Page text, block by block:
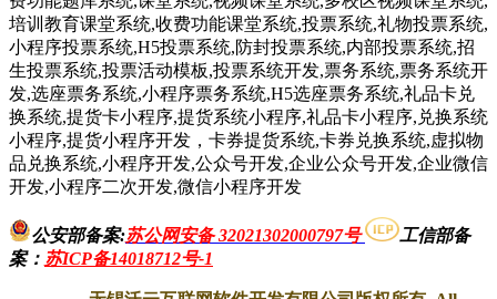
培训教育课堂系统,收费功能课堂系统,投票系统,礼物投票系统,
小程序投票系统,H5投票系统,防封投票系统,内部投票系统,招
生投票系统,投票活动模板,投票系统开发,票务系统,票务系统开
发,选座票务系统,小程序票务系统,H5选座票务系统,礼品卡兑
换系统,提货卡小程序,提货系统小程序,礼品卡小程序,兑换系统
小程序,提货小程序开发，卡券提货系统,卡券兑换系统,虚拟物
品兑换系统,小程序开发,公众号开发,企业公众号开发,企业微信
开发,小程序二次开发,微信小程序开发
公安部备案:苏公网安备 32021302000797号
工信部备
案： 苏ICP备14018712号-1